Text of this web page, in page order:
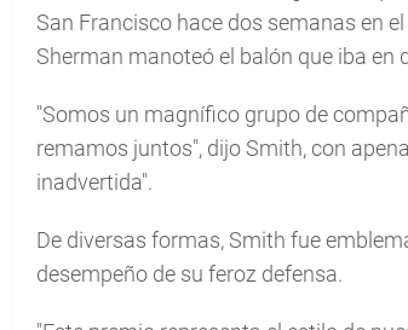
San Francisco hace dos semanas en
Sherman manoteó el balón que iba en
"Somos un magnífico grupo de
remamos juntos", dijo Smith, con
inadvertida".
De diversas formas, Smith fue
desempeño de su feroz defensa.